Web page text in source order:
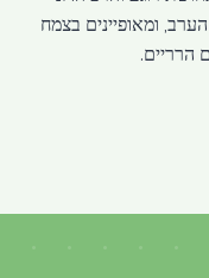
ומאופיינים בצמח
הרריים.